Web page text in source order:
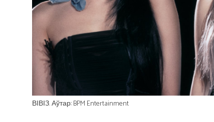
ВІВІЗ. Аўтар: BPM Entertainment